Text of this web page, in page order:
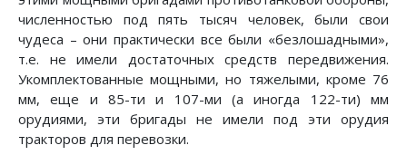
численностью под пять тысяч человек, были свои
чудеса – они практически все были «безлошадными»,
т.е. не имели достаточных средств передвижения.
Укомплектованные мощными, но тяжелыми, кроме 76
мм, еще и 85-ти и 107-ми (а иногда 122-ти) мм
орудиями, эти бригады не имели под эти орудия
тракторов для перевозки.